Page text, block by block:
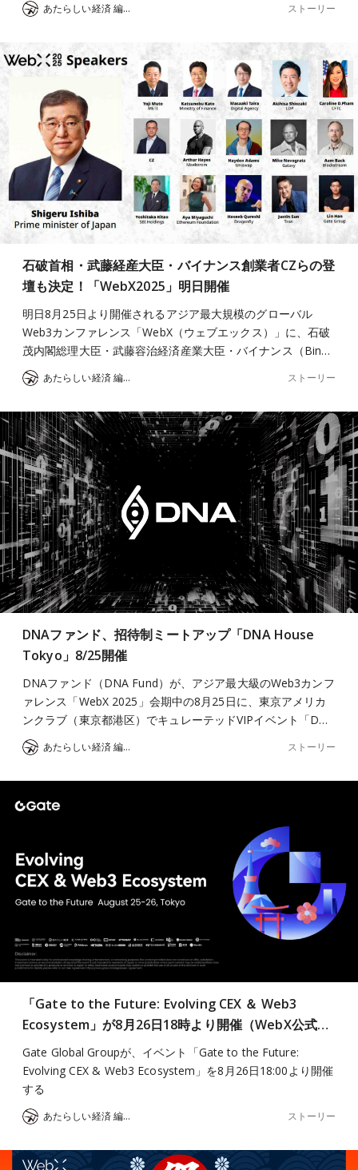
あたらしい経済 編集部 ストーリー
石破首相・武藤経産大臣・バイナンス創業者CZらの登
壇も決定！「WebX2025」明日開催
明日8月25日より開催されるアジア最大規模のグローバル
Web3カンファレンス「WebX（ウェブエックス）」に、石破
茂内閣総理大臣・武藤容治経済産業大臣・バイナンス（Bin…
あたらしい経済 編集部 ストーリー
DNAファンド、招待制ミートアップ「DNA House
Tokyo」8/25開催
DNAファンド（DNA Fund）が、アジア最大級のWeb3カンフ
ァレンス「WebX 2025」会期中の8月25日に、東京アメリカ
ンクラブ（東京都港区）でキュレーテッドVIPイベント「D…
あたらしい経済 編集部 ストーリー
「Gate to the Future: Evolving CEX ＆ Web3
Ecosystem」が8月26日18時より開催（WebX公式…
Gate Global Groupが、イベント「Gate to the Future:
Evolving CEX & Web3 Ecosystem」を8月26日18:00より開催
する
あたらしい経済 編集部 ストーリー